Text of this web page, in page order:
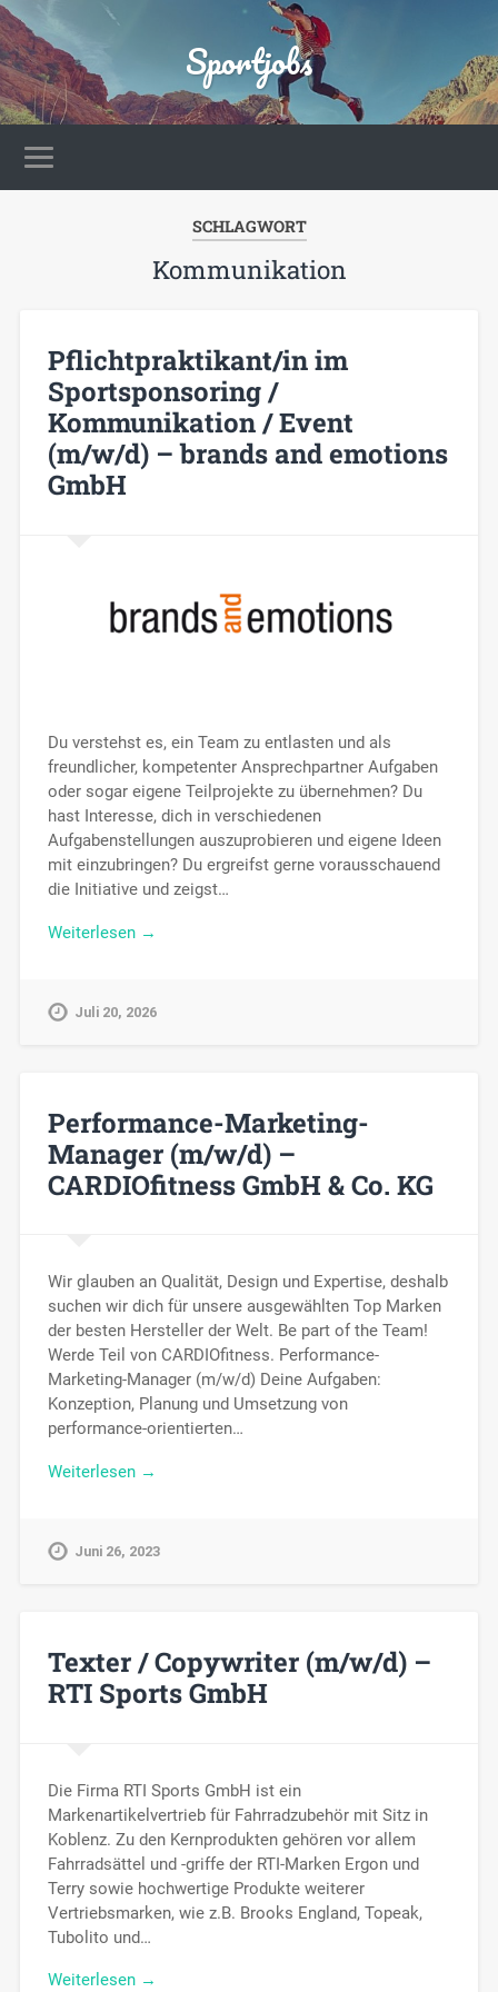
Sportjobs
SCHLAGWORT
Kommunikation
Pflichtpraktikant/in im
Sportsponsoring /
Kommunikation / Event
(m/w/d) – brands and emotions
GmbH
Du verstehst es, ein Team zu entlasten und als
freundlicher, kompetenter Ansprechpartner Aufgaben
oder sogar eigene Teilprojekte zu übernehmen? Du
hast Interesse, dich in verschiedenen
Aufgabenstellungen auszuprobieren und eigene Ideen
mit einzubringen? Du ergreifst gerne vorausschauend
die Initiative und zeigst…
Weiterlesen →
Juli 20, 2026
Performance-Marketing-
Manager (m/w/d) –
CARDIOfitness GmbH & Co. KG
Wir glauben an Qualität, Design und Expertise, deshalb
suchen wir dich für unsere ausgewählten Top Marken
der besten Hersteller der Welt. Be part of the Team!
Werde Teil von CARDIOfitness. Performance-
Marketing-Manager (m/w/d) Deine Aufgaben:
Konzeption, Planung und Umsetzung von
performance-orientierten…
Weiterlesen →
Juni 26, 2023
Texter / Copywriter (m/w/d) –
RTI Sports GmbH
Die Firma RTI Sports GmbH ist ein
Markenartikelvertrieb für Fahrradzubehör mit Sitz in
Koblenz. Zu den Kernprodukten gehören vor allem
Fahrradsättel und -griffe der RTI-Marken Ergon und
Terry sowie hochwertige Produkte weiterer
Vertriebsmarken, wie z.B. Brooks England, Topeak,
Tubolito und…
Weiterlesen →